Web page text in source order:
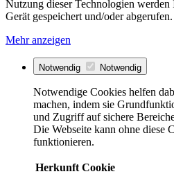
Nutzung dieser Technologien
Gerät gespeichert und/oder abgerufen.
Mehr anzeigen
Notwendig Notwendig
Notwendige Cookies helfen
machen, indem sie
und Zugriff auf sichere
Die Webseite kann ohne diese
funktionieren.
Herkunft Cookie